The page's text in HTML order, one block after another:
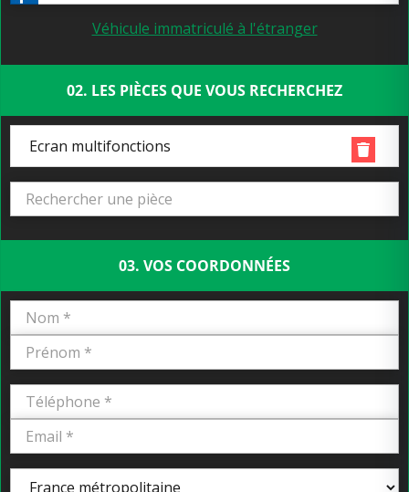
Véhicule immatriculé à l'étranger
02. LES PIÈCES QUE VOUS RECHERCHEZ
Ecran multifonctions
03. VOS COORDONNÉES